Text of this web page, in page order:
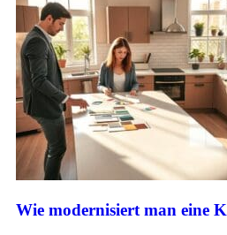
Wie modernisiert man eine